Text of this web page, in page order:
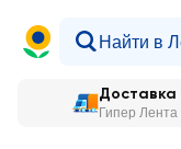
Доставка
Гипер Лента